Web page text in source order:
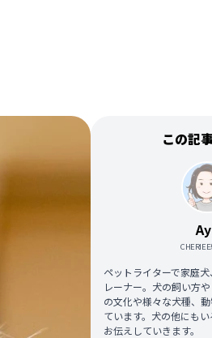
この記
ペットライターで家庭
レーナー。犬の飼い方
の文化や様々な犬種、
ています。犬の他にも
お伝えしていきます。